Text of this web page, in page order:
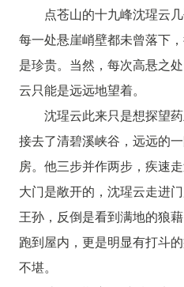
点苍山的十九峰沈瑆云
每一处悬崖峭壁都未曾落下
是珍贵。当然，每次高悬之
云只能是远远地望着。
沈瑆云此来只是想探望
接去了清碧溪峡谷，远远的
房。他三步并作两步，疾速
大门是敞开的，沈瑆云走进
王孙，反倒是看到满地的狼
跑到屋内，更是明显有打斗
不堪。